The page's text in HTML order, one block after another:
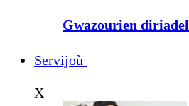
Gwazourien diriadel
Servijoù
X